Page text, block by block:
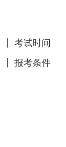
考试时间
报考条件